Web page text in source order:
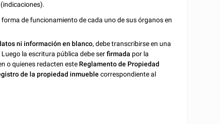
de funcionamiento de cada uno de sus órganos en
ni información en blanco, debe transcribirse en una
la escritura pública debe serfirmada por la
o quienes redacten este Reglamento de Propiedad
de la propiedad inmueble correspondiente al